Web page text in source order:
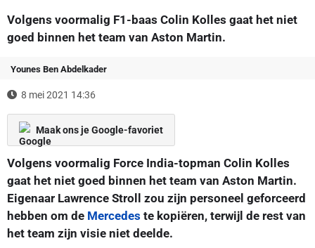
Volgens voormalig F1-baas Colin Kolles gaat het niet
goed binnen het team van Aston Martin.
Younes Ben Abdelkader
8 mei 2021 14:36
Maak ons je Google-favoriet
Volgens voormalig Force India-topman Colin Kolles
gaat het niet goed binnen het team van Aston Martin.
Eigenaar Lawrence Stroll zou zijn personeel geforceerd
hebben om de Mercedes te kopiëren, terwijl de rest van
het team zijn visie niet deelde.